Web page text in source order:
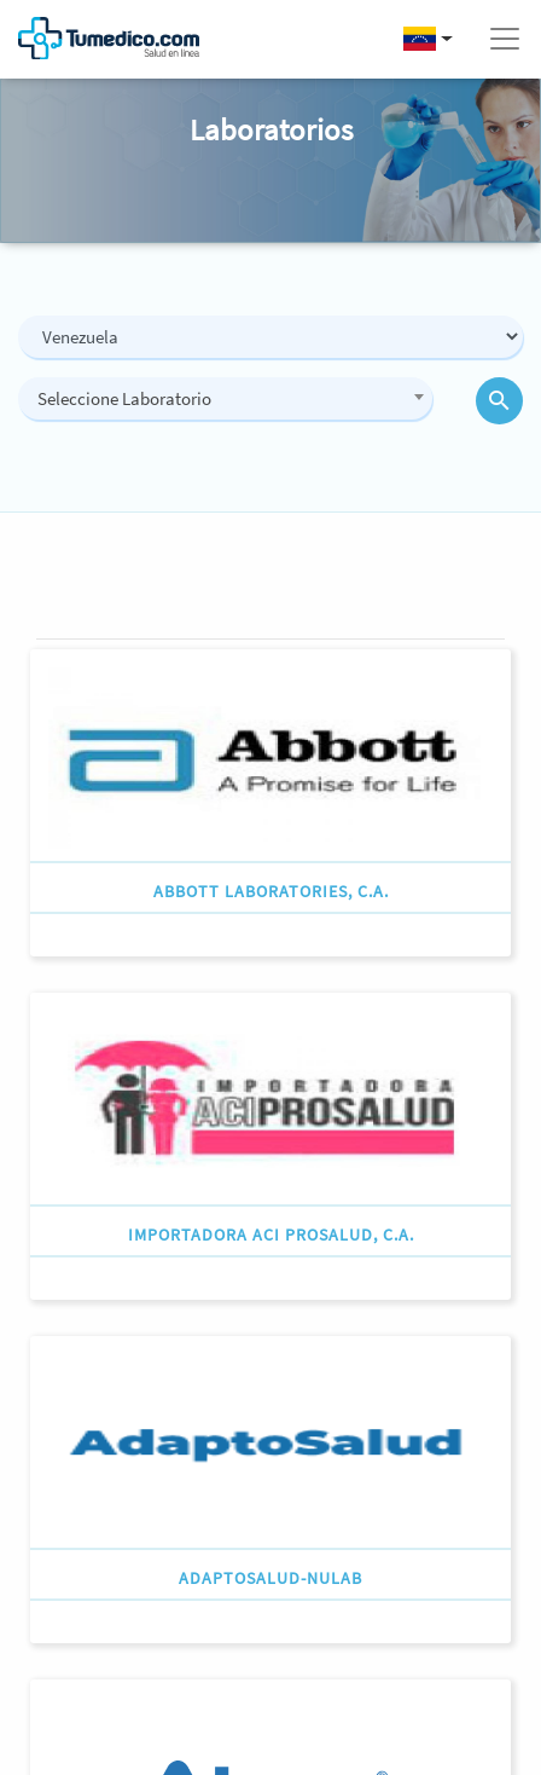
Laboratorios
Seleccione Laboratorio
ABBOTT LABORATORIES, C.A.
IMPORTADORA ACI PROSALUD, C.A.
ADAPTOSALUD-NULAB